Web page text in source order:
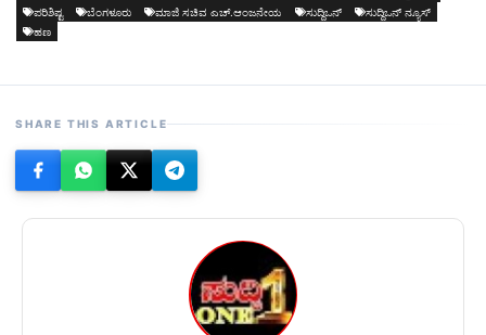
ಪರಿಶಿಷ್ಟ
ಬೆಂಗಳೂರು ಮಾಜಿ ಸಚಿವ ಎಚ್.ಆಂಜನೇಯ ಸುದ್ದಿಒನ್
ಸುದ್ದಿಒನ್ ನ್ಯೂಸ್
ಹಣ
SHARE THIS ARTICLE